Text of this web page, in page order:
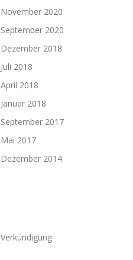
November 2020
September 2020
Dezember 2018
Juli 2018
April 2018
Januar 2018
September 2017
Mai 2017
Dezember 2014
Verkündigung